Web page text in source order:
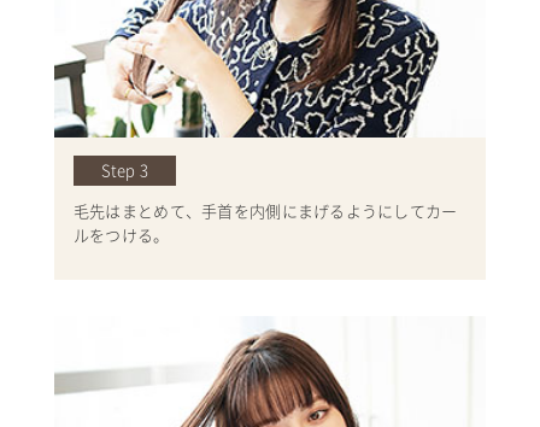
Step 3
毛先はまとめて、手首を内側にまげるようにしてカー
ルをつける。